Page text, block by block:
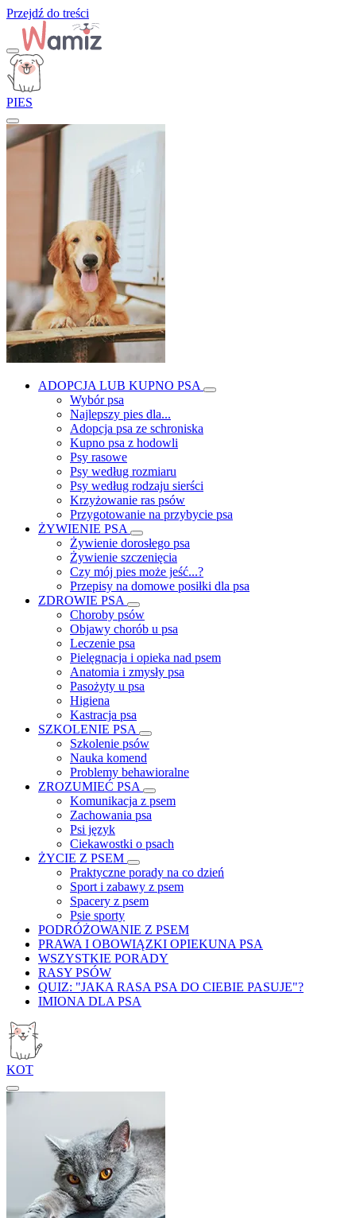
Przejdź do treści
PIES
ADOPCJA LUB KUPNO PSA
Wybór psa
Najlepszy pies dla...
Adopcja psa ze schroniska
Kupno psa z hodowli
Psy rasowe
Psy według rozmiaru
Psy według rodzaju sierści
Krzyżowanie ras psów
Przygotowanie na przybycie psa
ŻYWIENIE PSA
Żywienie dorosłego psa
Żywienie szczenięcia
Czy mój pies może jeść...?
Przepisy na domowe posiłki dla psa
ZDROWIE PSA
Choroby psów
Objawy chorób u psa
Leczenie psa
Pielęgnacja i opieka nad psem
Anatomia i zmysły psa
Pasożyty u psa
Higiena
Kastracja psa
SZKOLENIE PSA
Szkolenie psów
Nauka komend
Problemy behawioralne
ZROZUMIEĆ PSA
Komunikacja z psem
Zachowania psa
Psi język
Ciekawostki o psach
ŻYCIE Z PSEM
Praktyczne porady na co dzień
Sport i zabawy z psem
Spacery z psem
Psie sporty
PODRÓŻOWANIE Z PSEM
PRAWA I OBOWIĄZKI OPIEKUNA PSA
WSZYSTKIE PORADY
RASY PSÓW
QUIZ: "JAKA RASA PSA DO CIEBIE PASUJE"?
IMIONA DLA PSA
KOT